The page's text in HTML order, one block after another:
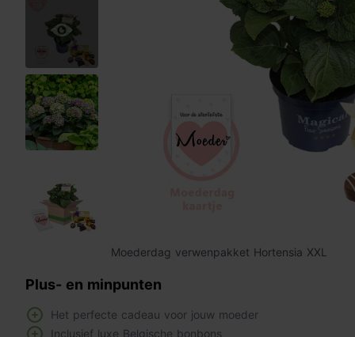
Moederdag verwenpakket Hortensia XXL
Plus- en minpunten
Het perfecte cadeau voor jouw moeder
Inclusief luxe Belgische bonbons